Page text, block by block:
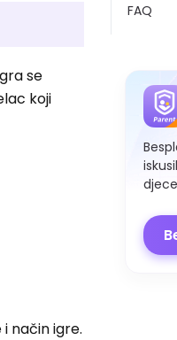
se
koji
način igre.
FAQ